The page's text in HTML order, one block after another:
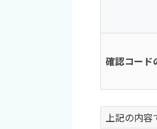
確認コード
上記の内容